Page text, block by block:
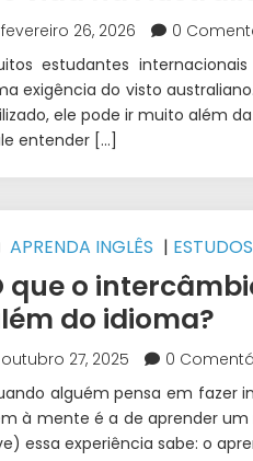
fevereiro 26, 2026
0
estudantes
exigência do visto
ele pode ir muito além
entender […]
APRENDA INGLÊS |
|WEST 1
que o
do idioma?
outubro 27, 2025
0
alguém pensa em fazer
à mente é a de aprender
essa experiência sabe: o